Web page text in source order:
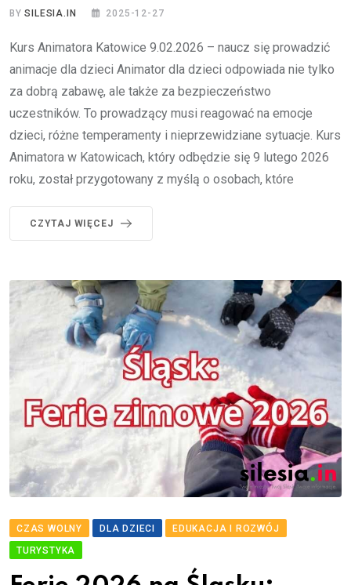
BYSILESIA.IN 2025-12-27
Kurs Animatora Katowice 9.02.2026 – naucz się prowadzić
animacje dla dzieci Animator dla dzieci odpowiada nie tylko
za dobrą zabawę, ale także za bezpieczeństwo
uczestników. To prowadzący musi reagować na emocje
dzieci, różne temperamenty i nieprzewidziane sytuacje. Kurs
Animatora w Katowicach, który odbędzie się 9 lutego 2026
roku, został przygotowany z myślą o osobach, które
CZYTAJ WIĘCEJ
CZAS WOLNY DLA DZIECI
EDUKACJA I ROZWÓJ
TURYSTYKA